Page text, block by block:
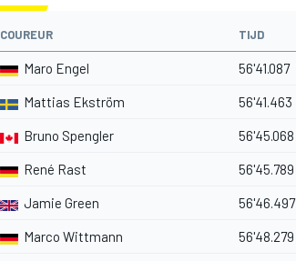
COUREUR TIJD
Maro Engel 56'41.087
Mattias Ekström 56'41.463
Bruno Spengler 56'45.068
René Rast 56'45.789
Jamie Green 56'46.497
Marco Wittmann 56'48.279